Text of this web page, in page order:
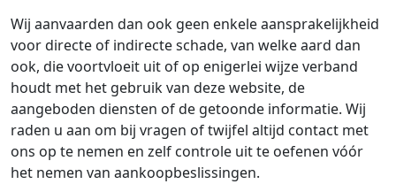
Wij aanvaarden dan ook geen enkele aansprakelijkheid
voor directe of indirecte schade, van welke aard dan
ook, die voortvloeit uit of op enigerlei wijze verband
houdt met het gebruik van deze website, de
aangeboden diensten of de getoonde informatie. Wij
raden u aan om bij vragen of twijfel altijd contact met
ons op te nemen en zelf controle uit te oefenen vóór
het nemen van aankoopbeslissingen.